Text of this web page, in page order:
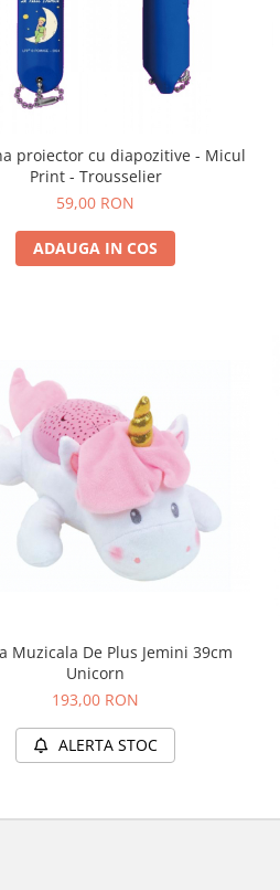
proiector cu diapozitive - Micul
Print - Trousselier
59,00 RON
ADAUGA IN COS
Muzicala De Plus Jemini 39cm
Unicorn
193,00 RON
ALERTA STOC